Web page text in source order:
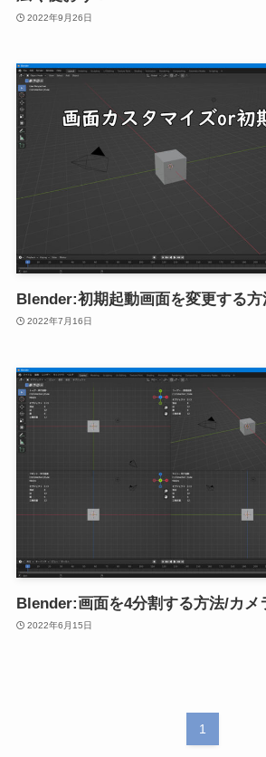
2022年9月26日
Blender:初期起動画面を変更する
2022年7月16日
Blender:画面を4分割する方法/カメ
2022年6月15日
1